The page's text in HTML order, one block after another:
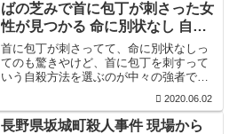
ばの芝みで首に包丁が刺さった女
性が見つかる 命に別状なし 自殺
を図った可能性
首に包丁が刺さってて、命に別状なしっ
てのも驚きやけど、首に包丁を刺すって
いう自殺方法を選ぶのが中々の強者です
やろな。そんな人を発見してもパニクっ
てどうしてええか分からんようになる。
2020.06.02
長野県坂城町殺人事件 現場から